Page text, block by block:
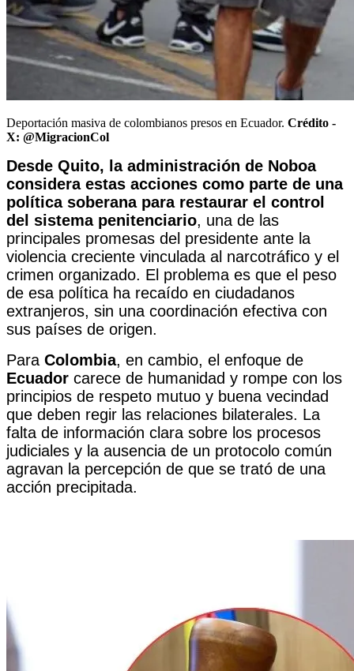
Deportación masiva de colombianos presos en Ecuador. Crédito -
X: @MigracionCol
Desde Quito, la administración de Noboa
considera estas acciones como parte de una
política soberana para restaurar el control
del sistema penitenciario, una de las
principales promesas del presidente ante la
violencia creciente vinculada al narcotráfico y el
crimen organizado. El problema es que el peso
de esa política ha recaído en ciudadanos
extranjeros, sin una coordinación efectiva con
sus países de origen.
Para Colombia, en cambio, el enfoque de
Ecuador carece de humanidad y rompe con los
principios de respeto mutuo y buena vecindad
que deben regir las relaciones bilaterales. La
falta de información clara sobre los procesos
judiciales y la ausencia de un protocolo común
agravan la percepción de que se trató de una
acción precipitada.